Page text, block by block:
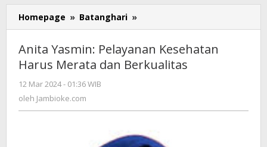
Homepage » Batanghari »
Yasmin:
Kesehatan
Harus
Anita Yasmin: Pelayanan Kesehatan
Harus Merata dan Berkualitas
12 Mar 2024 - 01:36 WIB
oleh Jambioke.com